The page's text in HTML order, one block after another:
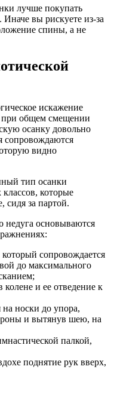
лучше покупать
Иначе вы рискуете из-за
спины, а не
искажение
при общем смещении
осанку довольно
сопровождаются
видно
тип осанки
которые
сидя за партой.
недуга основываются
который сопровождается
до максимального
и ее отведение к
на носки до упора,
и вытянув шею, на
палкой,
поднятие рук вверх,